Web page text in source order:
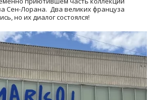
Сен-Лорана. Два великих француза
но их диалог состоялся!